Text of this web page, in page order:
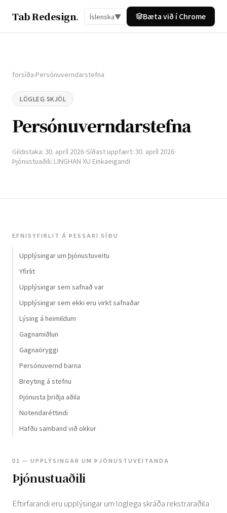
Tab Redesign. Íslenska▼ Bæta við í Chrome
forsíða›Persónuverndarstefna
LÖGLEG SKJÖL
Persónuverndarstefna
Gildistaka: 30. apríl 2026 Síðast uppfært: 30. apríl 2026
Þjónustuaðili: LINGHAN XU Einkaeigandi
EFNISYFIRLIT Á ÞESSARI SÍÐU
Upplýsingar um þjónustuveitu
Yfirlit
Upplýsingar sem safnað var
Upplýsingar sem ekki eru virkt safnaðar
Lýsing á heimildum
Gagnamiðlun
Gagnaöryggi
Persónuvernd barna
Breyting á stefnu
Þjónusta þriðja aðila
Notendaréttindi
Hafðu samband við okkur
01 — UPPLÝSINGAR UM ÞJÓNUSTUVEITANDA
Þjónustuaðili
Eftirfarandi eru upplýsingar um löglega skráða rekstraraðila